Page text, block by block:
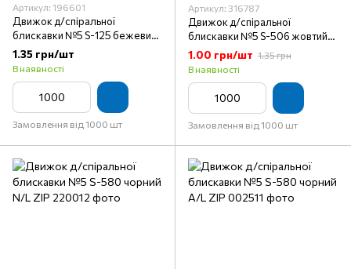
Артикул: 196601
Движок д/спіральної
блискавки №5 S-125 бежевий
A/L ZIP
1.35 грн/шт
В наявності
Замовлення від 1000 шт
Артикул: 316787
Движок д/спіральної
блискавки №5 S-506 жовтий
N/L ZIP
1.00 грн/шт 1.35 грн
В наявності
Замовлення від 1000 шт